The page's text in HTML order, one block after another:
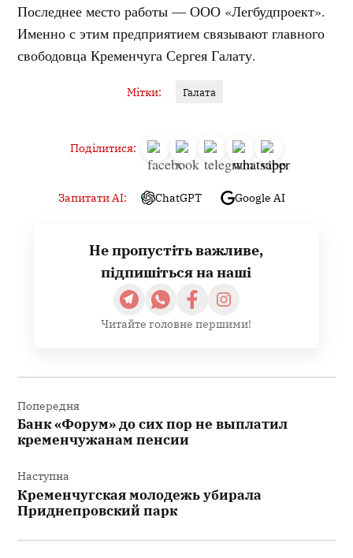
Последнее место работы — ООО «Легбудпроект».
Именно с этим предприятием связывают главного
свободовца Кременчуга Сергея Галату.
Мітки: Галата
Поділитися:
Запитати AI: ChatGPT Google AI
Не пропустіть важливе,
підпишіться на наші
Читайте головне першими!
записів
Попередня
Банк «Форум» до сих пор не выплатил
кременчужанам пенсии
Наступна
Кременчугская молодежь убирала
Приднепровский парк